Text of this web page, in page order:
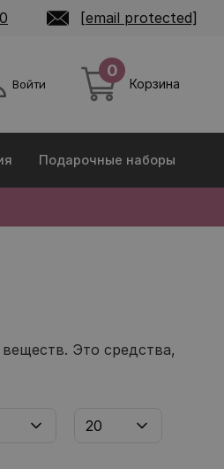
[email protected]
Войти
0
Корзина
Подарочные наборы
Это средства,